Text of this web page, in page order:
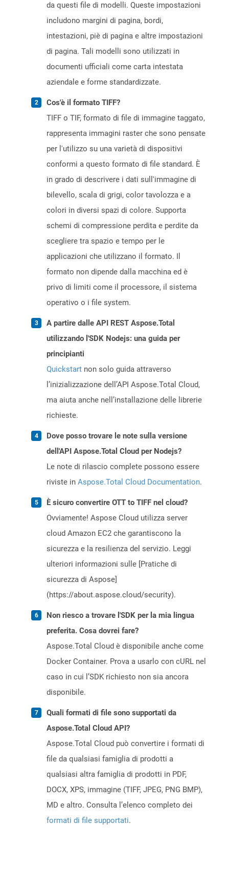
da questi file di modelli. Queste impostazioni
includono margini di pagina, bordi,
intestazioni, piè di pagina e altre impostazioni
di pagina. Tali modelli sono utilizzati in
documenti ufficiali come carta intestata
aziendale e forme standardizzate.
Cos'è il formato TIFF?
TIFF o TIF, formato di file di immagine taggato,
rappresenta immagini raster che sono pensate
per l'utilizzo su una varietà di dispositivi
conformi a questo formato di file standard. È
in grado di descrivere i dati sull'immagine di
bilevello, scala di grigi, color tavolozza e a
colori in diversi spazi di colore. Supporta
schemi di compressione perdita e perdite da
scegliere tra spazio e tempo per le
applicazioni che utilizzano il formato. Il
formato non dipende dalla macchina ed è
privo di limiti come il processore, il sistema
operativo o i file system.
A partire dalle API REST Aspose.Total
utilizzando l'SDK Nodejs: una guida per
principianti
Quickstart non solo guida attraverso
l’inizializzazione dell’API Aspose.Total Cloud,
ma aiuta anche nell’installazione delle librerie
richieste.
Dove posso trovare le note sulla versione
dell'API Aspose.Total Cloud per Nodejs?
Le note di rilascio complete possono essere
riviste in Aspose.Total Cloud Documentation.
È sicuro convertire OTT to TIFF nel cloud?
Ovviamente! Aspose Cloud utilizza server
cloud Amazon EC2 che garantiscono la
sicurezza e la resilienza del servizio. Leggi
ulteriori informazioni sulle [Pratiche di
sicurezza di Aspose]
(https://about.aspose.cloud/security).
Non riesco a trovare l'SDK per la mia lingua
preferita. Cosa dovrei fare?
Aspose.Total Cloud è disponibile anche come
Docker Container. Prova a usarlo con cURL nel
caso in cui l’SDK richiesto non sia ancora
disponibile.
Quali formati di file sono supportati da
Aspose.Total Cloud API?
Aspose.Total Cloud può convertire i formati di
file da qualsiasi famiglia di prodotti a
qualsiasi altra famiglia di prodotti in PDF,
DOCX, XPS, immagine (TIFF, JPEG, PNG BMP),
MD e altro. Consulta l’elenco completo dei
formati di file supportati.